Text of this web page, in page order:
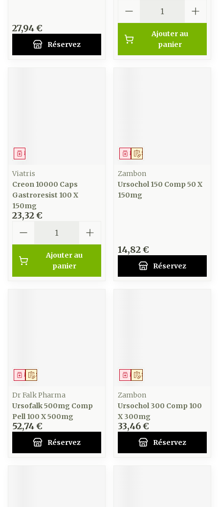
27,94 €
Réservez
Ajouter au
panier
Médicament
Viatris
Creon 10000 Caps
Gastroresist 100 X
150mg
23,32 €
Ajouter au
panier
Sur prescription
Médicament
Zambon
Ursochol 150 Comp 50 X
150mg
14,82 €
Réservez
Sur prescription
Médicament
Dr Falk Pharma
Ursofalk 500mg Comp
Pell 100 X 500mg
52,74 €
Réservez
Sur prescription
Médicament
Zambon
Ursochol 300 Comp 100
X 300mg
33,46 €
Réservez